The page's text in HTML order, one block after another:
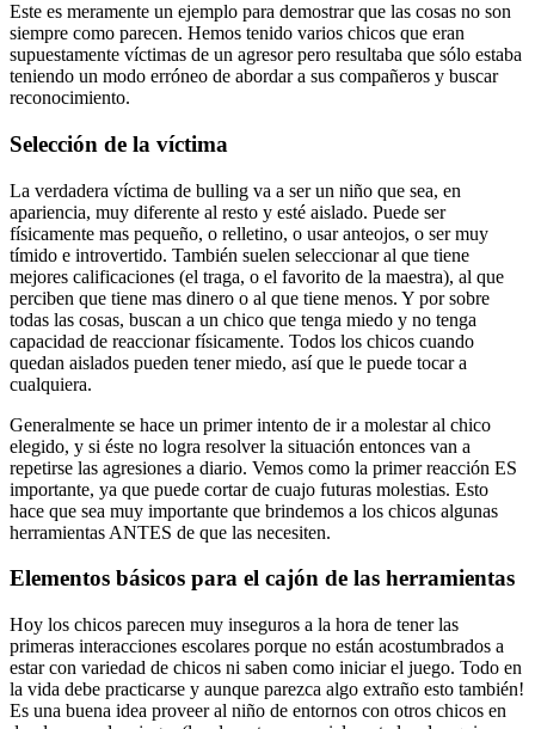
Este es meramente un ejemplo para demostrar que las cosas no son
siempre como parecen. Hemos tenido varios chicos que eran
supuestamente víctimas de un agresor pero resultaba que sólo estaba
teniendo un modo erróneo de abordar a sus compañeros y buscar
reconocimiento.
Selección de la víctima
La verdadera víctima de bulling va a ser un niño que sea, en
apariencia, muy diferente al resto y esté aislado. Puede ser
físicamente mas pequeño, o relletino, o usar anteojos, o ser muy
tímido e introvertido. También suelen seleccionar al que tiene
mejores calificaciones (el traga, o el favorito de la maestra), al que
perciben que tiene mas dinero o al que tiene menos. Y por sobre
todas las cosas, buscan a un chico que tenga miedo y no tenga
capacidad de reaccionar físicamente. Todos los chicos cuando
quedan aislados pueden tener miedo, así que le puede tocar a
cualquiera.
Generalmente se hace un primer intento de ir a molestar al chico
elegido, y si éste no logra resolver la situación entonces van a
repetirse las agresiones a diario. Vemos como la primer reacción ES
importante, ya que puede cortar de cuajo futuras molestias. Esto
hace que sea muy importante que brindemos a los chicos algunas
herramientas ANTES de que las necesiten.
Elementos básicos para el cajón de las herramientas
Hoy los chicos parecen muy inseguros a la hora de tener las
primeras interacciones escolares porque no están acostumbrados a
estar con variedad de chicos ni saben como iniciar el juego. Todo en
la vida debe practicarse y aunque parezca algo extraño esto también!
Es una buena idea proveer al niño de entornos con otros chicos en